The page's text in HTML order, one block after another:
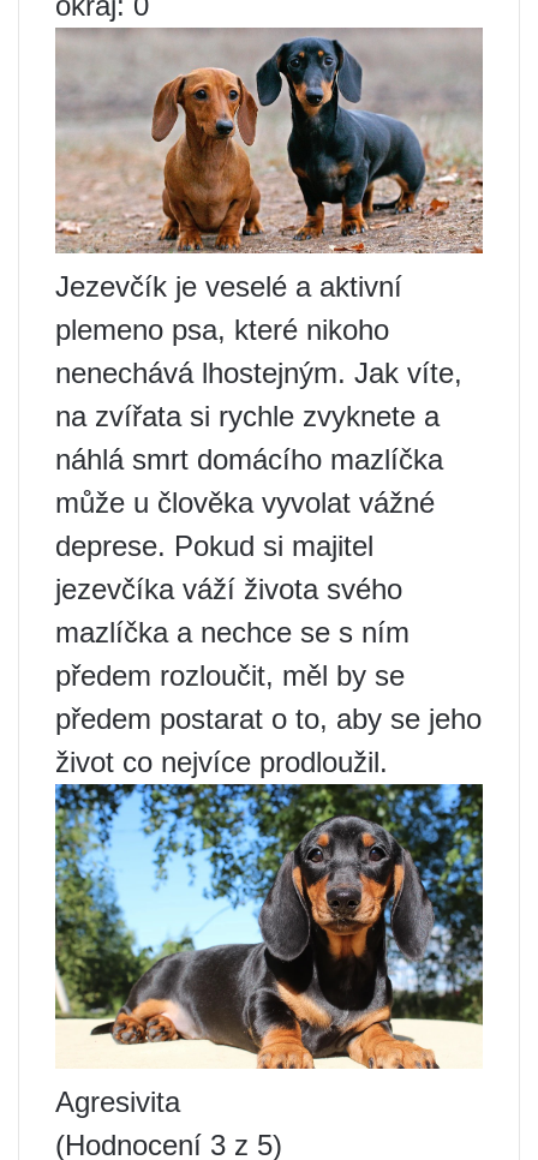
Jezevčík je veselé a aktivní
plemeno psa, které nikoho
nenechává lhostejným. Jak víte,
na zvířata si rychle zvyknete a
náhlá smrt domácího mazlíčka
může u člověka vyvolat vážné
deprese. Pokud si majitel
jezevčíka váží života svého
mazlíčka a nechce se s ním
předem rozloučit, měl by se
předem postarat o to, aby se jeho
život co nejvíce prodloužil.
Agresivita
(Hodnocení 3 z 5)